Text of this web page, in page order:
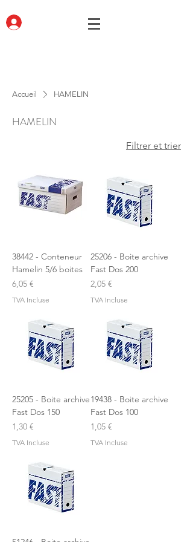
Accueil HAMELIN
HAMELIN
Filtrer et trier
38442 - Conteneur
Hamelin 5/6 boites
Prix
6,05 €
TVA Incluse
25206 - Boite archive
Fast Dos 200
Prix
2,05 €
TVA Incluse
25205 - Boite archive
Fast Dos 150
Prix
1,30 €
TVA Incluse
19438 - Boite archive
Fast Dos 100
Prix
1,05 €
TVA Incluse